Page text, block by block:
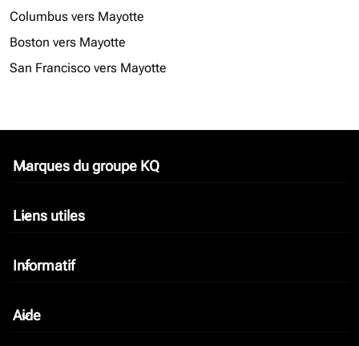
Columbus vers Mayotte
Boston vers Mayotte
San Francisco vers Mayotte
Marques du groupe KQ
keyboard_arrow_down
Liens utiles
keyboard_arrow_down
Informatif
keyboard_arrow_down
Aide
keyboard_arrow_down